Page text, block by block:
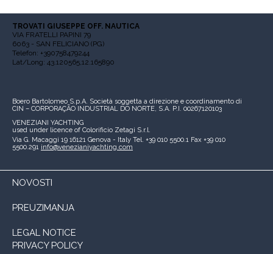
TROVATI GIUSEPPE OFF. NAUTICA
VIA FRATELLI PAPINI 79
6063 - SAN FELICIANO (PG)
Telefon: +390758479244
Lat/Long: 43.120565,12.165890
Boero Bartolomeo S.p.A. Società soggetta a direzione e coordinamento di
CIN – CORPORAÇÃO INDUSTRIAL DO NORTE, S.A. P.I. 00267120103
VENEZIANI YACHTING
used under licence of Colorificio Zetagi S.r.l.
Via G. Macaggi 19 16121 Genova - Italy Tel. +39 010 5500.1 Fax +39 010
5500.291 info@venezianiyachting.com
NOVOSTI
PREUZIMANJA
LEGAL NOTICE
PRIVACY POLICY